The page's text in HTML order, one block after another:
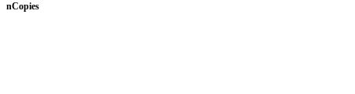
nCopies